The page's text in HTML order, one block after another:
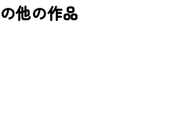
他の作品